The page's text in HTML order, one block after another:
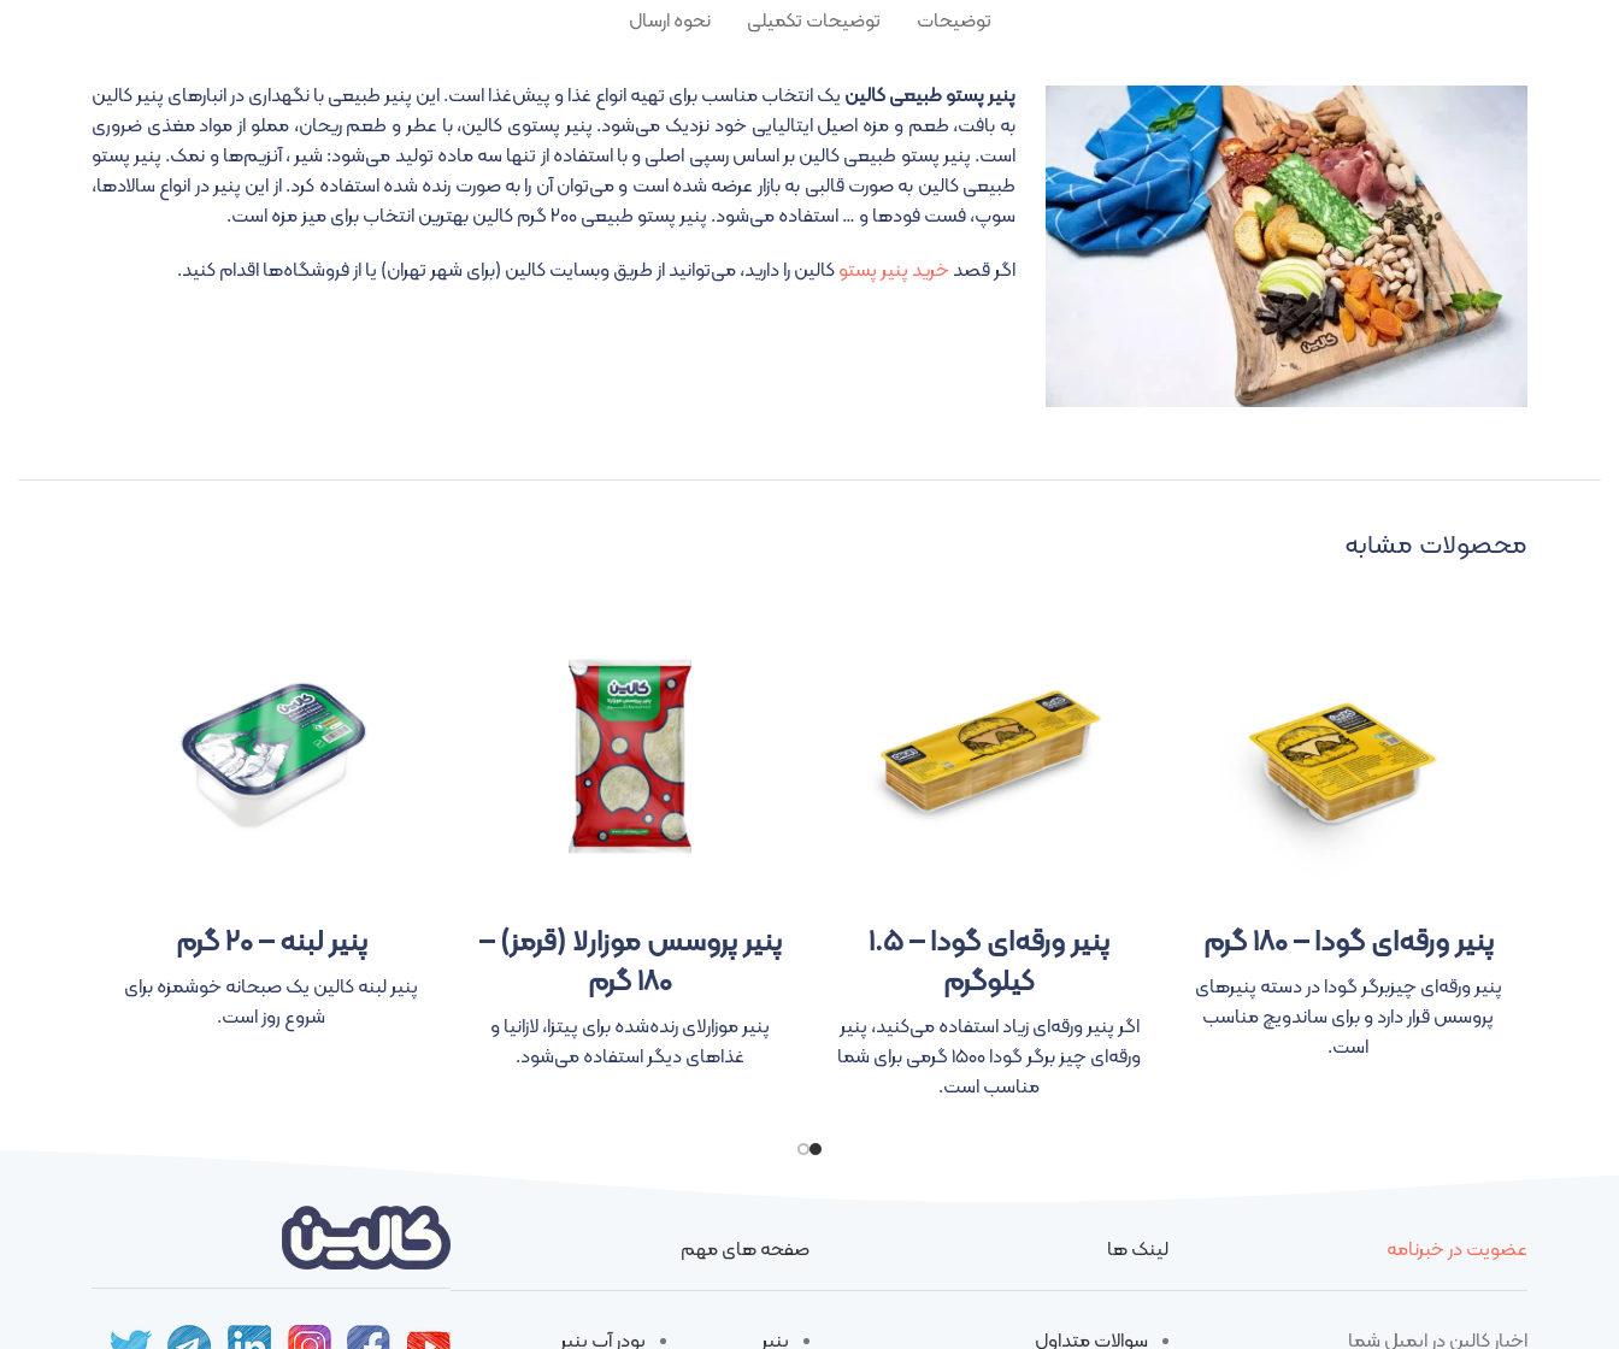
توضیحات توضیحات تکمیلی نحوه ارسال
پنیر پستو طبیعی کالین یک انتخاب مناسب برای تهیه انواع غذا و پیش‌غذا است. این پنیر طبیعی با نگهداری در انبارهای پنیر کالین
به بافت، طعم و مزه اصیل ایتالیایی خود نزدیک می‌شود. پنیر پستوی کالین، با عطر و طعم ریحان، مملو از مواد مغذی ضروری
است. پنیر پستو طبیعی کالین بر اساس رسپی اصلی و با استفاده از تنها سه ماده تولید می‌شود: شیر ، آنزیم‌ها و نمک. پنیر پستو
طبیعی کالین به صورت قالبی به بازار عرضه شده است و می‌توان آن را به صورت رنده شده استفاده کرد. از این پنیر در انواع سالادها،
سوپ، فست فودها و … استفاده می‌شود. پنیر پستو طبیعی ۲۰۰ گرم کالین بهترین انتخاب برای میز مزه است.
اگر قصدخرید پنیر پستوکالین را دارید، می‌توانید از طریق وبسایت کالین (برای شهر تهران) یا از فروشگاه‌ها اقدام کنید.
محصولات مشابه
پنیر ورقه‌ای گودا – ۱۸۰ گرم
پنیر ورقه‌ای چیزبرگر گودا در دسته پنیرهای
پروسس قرار دارد و برای ساندویچ مناسب
است.
پنیر ورقه‌ای گودا – ۱.۵
کیلوگرم
اگر پنیر ورقه‌ای زیاد استفاده می‌کنید، پنیر
ورقه‌ای چیز برگر گودا ۱۵۰۰ گرمی برای شما
مناسب است.
پنیر پروسس موزارلا (قرمز) –
۱۸۰ گرم
پنیر موزارلای رنده‌شده برای پیتزا، لازانیا و
غذاهای دیگر استفاده می‌شود.
پنیر لبنه – ۲۰ گرم
پنیر لبنه کالین یک صبحانه خوشمزه برای
شروع روز است.
عضویت در خبرنامه
اخبار کالین در ایمیل شما
لینک ها
سوالات متداول
صفحه های مهم
پنیر پودر آب پنیر